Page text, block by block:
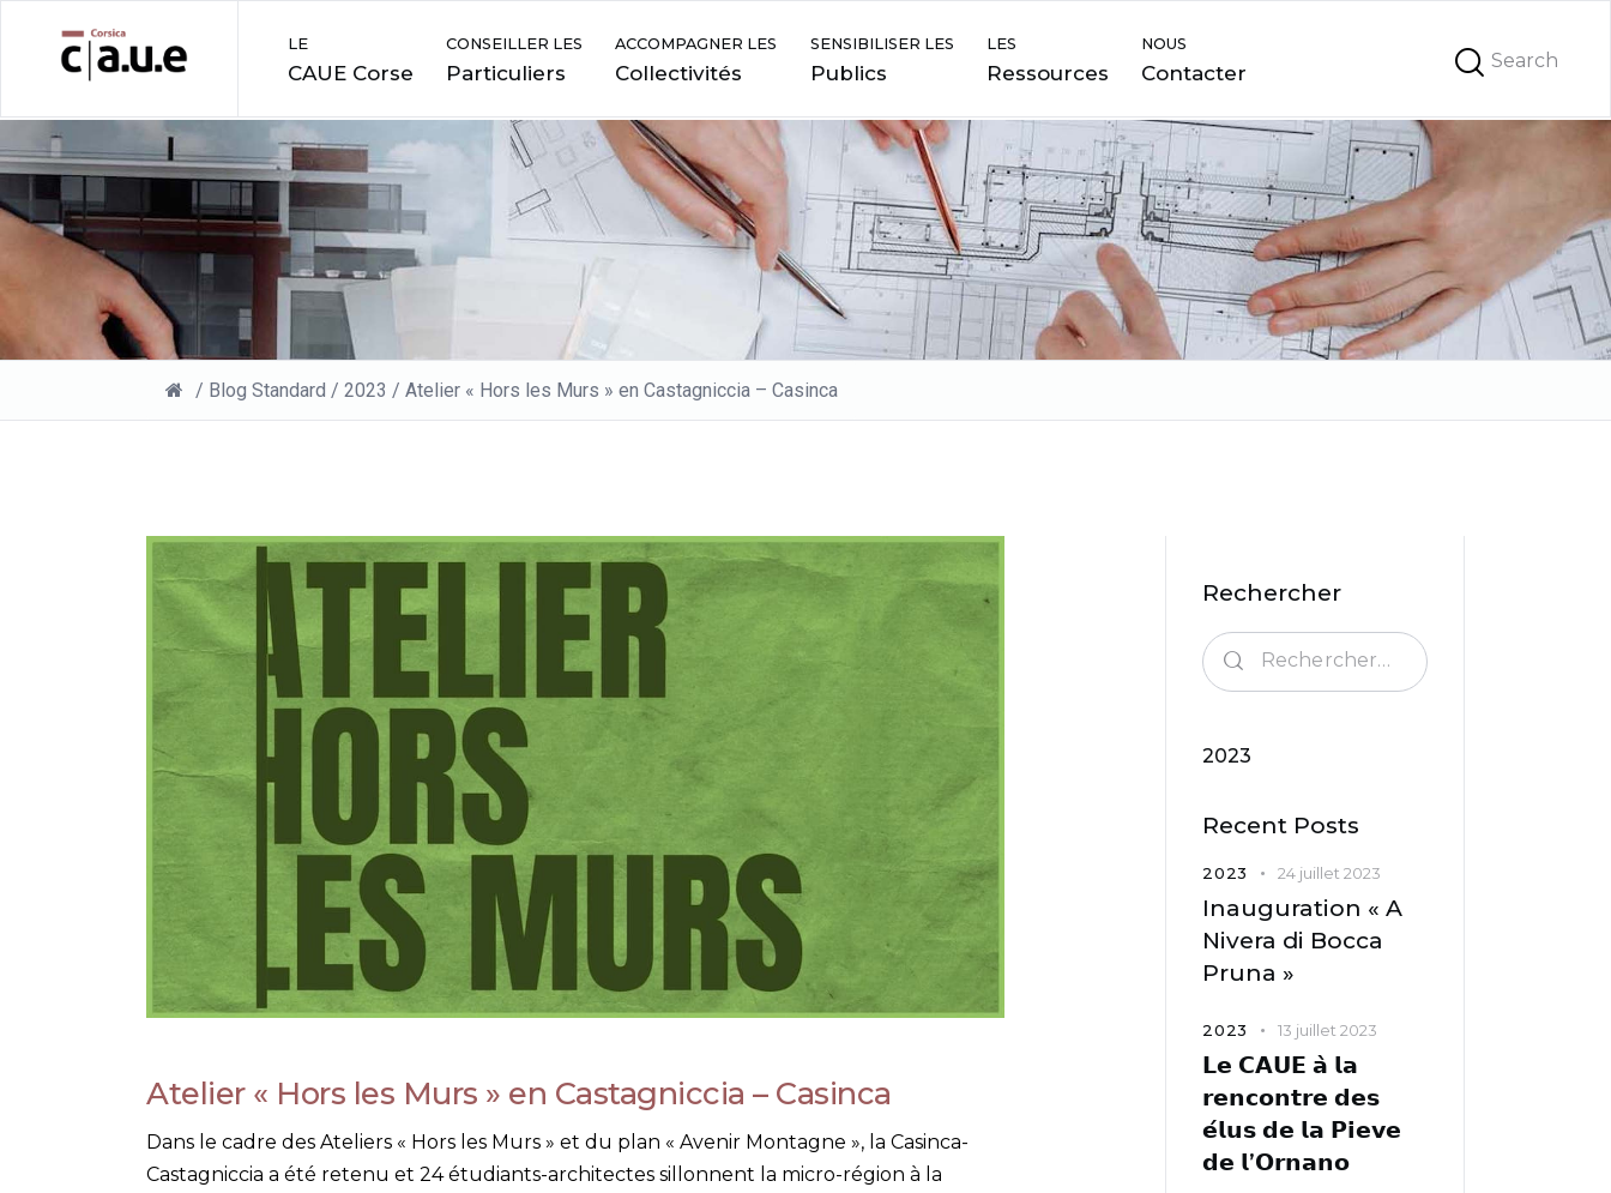
LE
CAUE Corse
CONSEILLER LES
Particuliers
ACCOMPAGNER LES
Collectivités
SENSIBILISER LES
Publics
LES
Ressources
NOUS
Contacter
/ Blog Standard / 2023 / Atelier « Hors les Murs » en Castagniccia – Casinca
Atelier « Hors les Murs » en Castagniccia – Casinca
Dans le cadre des Ateliers « Hors les Murs » et du plan « Avenir Montagne », la Casinca-
Castagniccia a été retenu et 24 étudiants-architectes sillonnent la micro-région à la
Rechercher
2023
Recent Posts
2023 24 juillet 2023
Inauguration « A
Nivera di Bocca
Pruna »
2023 13 juillet 2023
𝗟𝗲 𝗖𝗔𝗨𝗘 𝗮̀ 𝗹𝗮
𝗿𝗲𝗻𝗰𝗼𝗻𝘁𝗿𝗲 𝗱𝗲𝘀
𝗲́𝗹𝘂𝘀 𝗱𝗲 𝗹𝗮 𝗣𝗶𝗲𝘃𝗲
𝗱𝗲 𝗹’𝗢𝗿𝗻𝗮𝗻𝗼